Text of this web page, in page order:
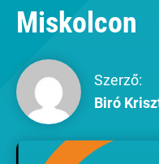
Miskolcon
Szerző:
Biró